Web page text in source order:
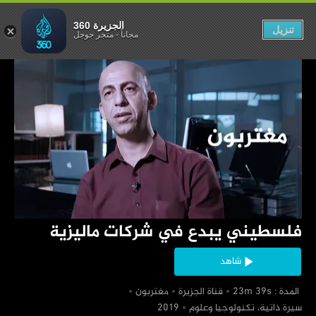
‏فلسطيني يبدع في شركات ماليزية
شاهد
‏ المدة : 23m 39s
‏قناة الجزيرة
‏مغتربون
‏سيرة ذاتية، تكنولوجيا وعلوم
ماليزية
الجزيرة 360
مجاناً-متجر جوجل تنزيل